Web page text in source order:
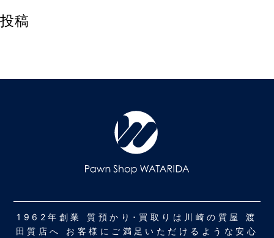
投稿
1962年創業 質預かり･買取りは川崎の質屋 渡
田質店へ お客様にご満足いただけるような安心